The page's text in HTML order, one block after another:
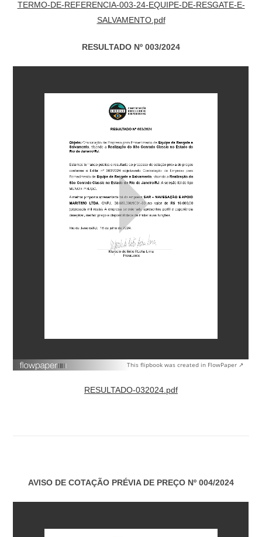
TERMO-DE-REFERENCIA-003-24-EQUIPE-DE-RESGATE-E-
SALVAMENTO.pdf
RESULTADO Nº 003/2024
This flipbook was created in FlowPaper ↗
RESULTADO-032024.pdf
AVISO DE COTAÇÃO PRÉVIA DE PREÇO Nº 004/2024